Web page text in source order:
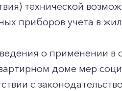
технической
приборов учета в
о применении в
доме мер
с